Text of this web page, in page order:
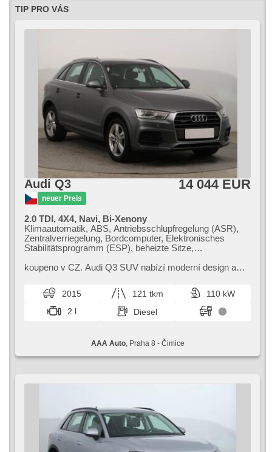
Spur, Blind Spot Anzeige, USB, automatické přepínání
svícení, Anhängevorrichtung, 2-Zonen Klimaanlage, digitální
bezdrátová nabíječka mobilních telefonů, Automatikgetriebe
TIP PRO VÁS
Audi Q3
neuer Preis
14 044 EUR
2.0 TDI, 4X4, Navi, Bi-Xenony
Klimaautomatik, ABS, Antriebsschlupfregelung (ASR),
Zentralverriegelung, Bordcomputer, Elektronisches
Stabilitätsprogramm (ESP), beheizte Sitze,
Reifendrucksensor, USB, Servolenkung, El.
Antrieb 4x4
koupeno v CZ. Audi Q3 SUV nabízí moderní design a
interiéru a bezpečnostními p...
2015 121 tkm
110 kW
2 l
Diesel
AAA Auto, Praha 8 - Čimice